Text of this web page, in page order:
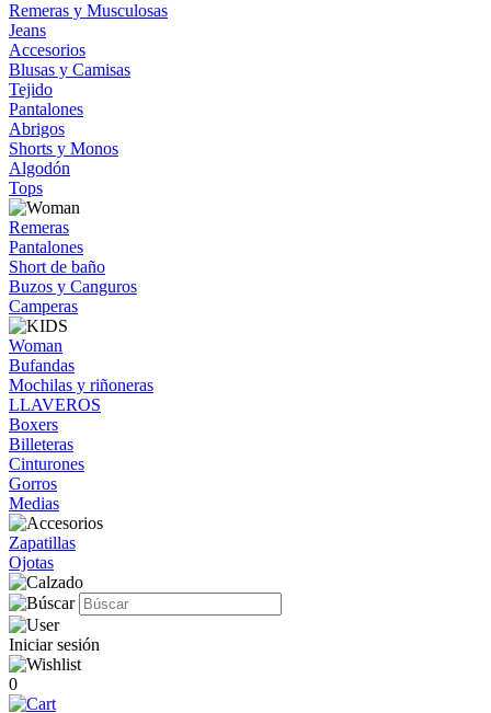
Remeras y Musculosas
Jeans
Accesorios
Blusas y Camisas
Tejido
Pantalones
Abrigos
Shorts y Monos
Algodón
Tops
Remeras
Pantalones
Short de baño
Buzos y Canguros
Camperas
Woman
Bufandas
Mochilas y riñoneras
LLAVEROS
Boxers
Billeteras
Cinturones
Gorros
Medias
Zapatillas
Ojotas
Iniciar sesión
0